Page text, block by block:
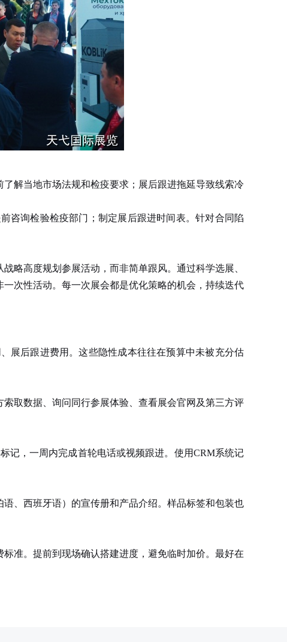
解当地市场法规和检疫要求；展后跟进拖延导致线索冷
询检验检疫部门；制定展后跟进时间表。针对合同陷
略高度规划参展活动，而非简单跟风。通过科学选展、
次性活动。每一次展会都是优化策略的机会，持续迭代
后跟进费用。这些隐性成本往往在预算中未被充分估
取数据、询问同行参展体验、查看展会官网及第三方评
，一周内完成首轮电话或视频跟进。使用CRM系统记
、西班牙语）的宣传册和产品介绍。样品标签和包装也
准。提前到现场确认搭建进度，避免临时加价。最好在